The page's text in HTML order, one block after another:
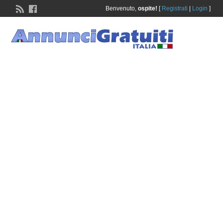
Benvenuto, ospite! [ Registrati Login ]